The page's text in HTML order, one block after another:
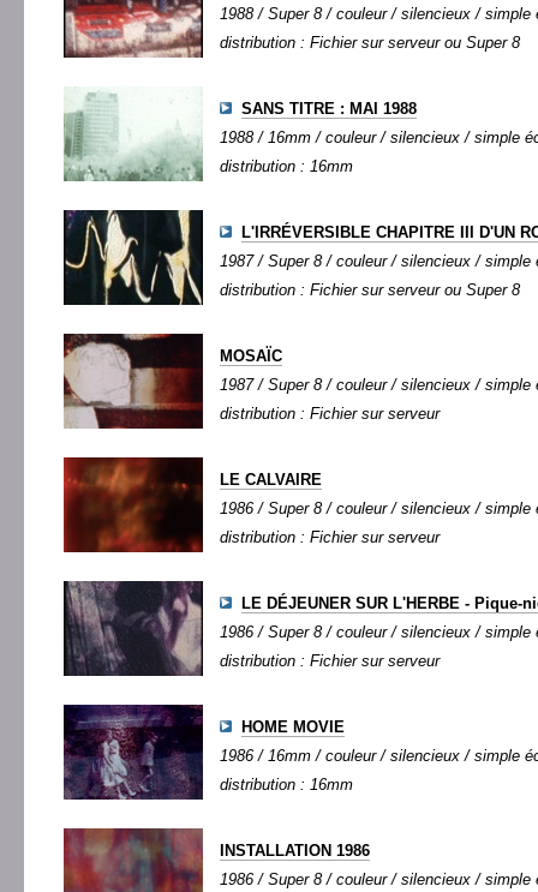
1988 / Super 8 / couleur / silencieux / simple
distribution : Fichier sur serveur ou Super 8
SANS TITRE : MAI 1988
1988 / 16mm / couleur / silencieux / simple
distribution : 16mm
L'IRRÉVERSIBLE CHAPITRE III D'UN
1987 / Super 8 / couleur / silencieux / simple
distribution : Fichier sur serveur ou Super 8
MOSAÏC
1987 / Super 8 / couleur / silencieux / simple
distribution : Fichier sur serveur
LE CALVAIRE
1986 / Super 8 / couleur / silencieux / simple
distribution : Fichier sur serveur
LE DÉJEUNER SUR L'HERBE - Pique-
1986 / Super 8 / couleur / silencieux / simple
distribution : Fichier sur serveur
HOME MOVIE
1986 / 16mm / couleur / silencieux / simple
distribution : 16mm
INSTALLATION 1986
1986 / Super 8 / couleur / silencieux / simple